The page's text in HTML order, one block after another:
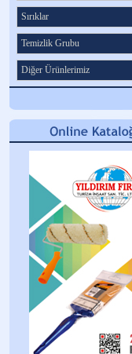
Sırıklar
Temizlik Grubu
Diğer Ürünlerimiz